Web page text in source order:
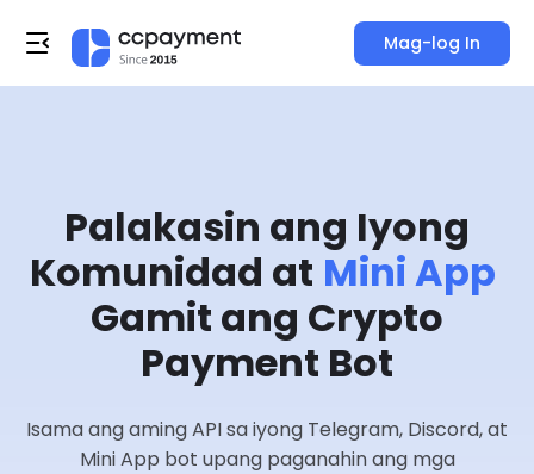
Mag-log In
Palakasin ang Iyong
Komunidad at Mini App
Gamit ang Crypto
Payment Bot
Isama ang aming API sa iyong Telegram, Discord, at
Mini App bot upang paganahin ang mga